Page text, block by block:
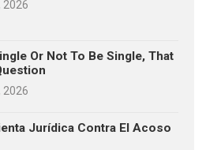
2026
Or Not To Be Single, That
2026
Jurídica Contra El Acoso